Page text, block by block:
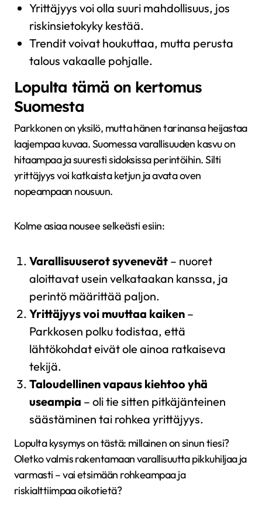
Yrittäjyys voi olla suuri mahdollisuus, jos
riskinsietokyky kestää.
Trendit voivat houkuttaa, mutta perusta
talous vakaalle pohjalle.
Lopulta tämä on kertomus
Suomesta
Parkkonen on yksilö, mutta hänen tarinansa heijastaa
laajempaa kuvaa. Suomessa varallisuuden kasvu on
hitaampaa ja suuresti sidoksissa perintöihin. Silti
yrittäjyys voi katkaista ketjun ja avata oven
nopeampaan nousuun.
Kolme asiaa nousee selkeästi esiin:
Varallisuuserot syvenevät– nuoret
aloittavat usein velkataakan kanssa, ja
perintö määrittää paljon.
Yrittäjyys voi muuttaa kaiken–
Parkkosen polku todistaa, että
lähtökohdat eivät ole ainoa ratkaiseva
tekijä.
Taloudellinen vapaus kiehtoo yhä
useampia – oli tie sitten pitkäjänteinen
säästäminen tai rohkea yrittäjyys.
Lopulta kysymys on tästä: millainen on sinun tiesi?
Oletko valmis rakentamaan varallisuutta pikkuhiljaa ja
varmasti – vai etsimään rohkeampaa ja
riskialttiimpaa oikotietä?